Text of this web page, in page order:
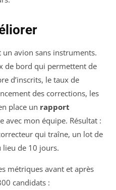
un avion sans instruments.
de bord qui permettent de
d’inscrits, le taux de
des corrections, les
place un rapport
avec mon équipe. Résultat :
qui traîne, un lot de
lieu de 10 jours.
métriques avant et après
candidats :